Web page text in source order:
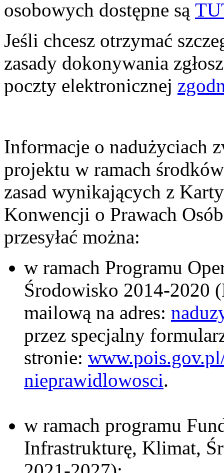
osobowych dostępne są
Jeśli chcesz otrzymać
zasady dokonywania
poczty elektronicznej
Informacje o nadużyciach
projektu w ramach
zasad wynikających z
Konwencji o Prawach
przesyłać można:
w ramach Programu
Środowisko 2014-2020
mailową na adres:
przez specjalny
stronie:
nieprawidlowosci.
w ramach programu
Infrastrukturę, Klimat,